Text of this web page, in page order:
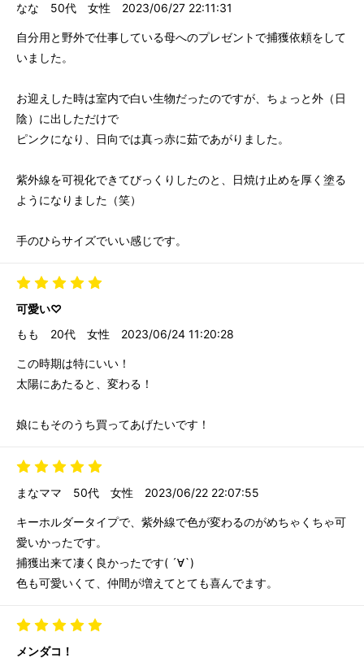
なな
50代 女性 2023/06/27 22:11:31
自分用と野外で仕事している母へのプレゼントで捕獲依頼をして
いました。
お迎えした時は室内で白い生物だったのですが、ちょっと外（日
陰）に出しただけで
ピンクになり、日向では真っ赤に茹であがりました。
紫外線を可視化できてびっくりしたのと、日焼け止めを厚く塗る
ようになりました（笑）
手のひらサイズでいい感じです。
可愛い♡
もも
20代 女性 2023/06/24 11:20:28
この時期は特にいい！
太陽にあたると、変わる！
娘にもそのうち買ってあげたいです！
まなママ 50代 女性 2023/06/22 22:07:55
キーホルダータイプで、紫外線で色が変わるのがめちゃくちゃ可
愛いかったです。
捕獲出来て凄く良かったです( ´∀`)
色も可愛いくて、仲間が増えてとても喜んでます。
メンダコ！